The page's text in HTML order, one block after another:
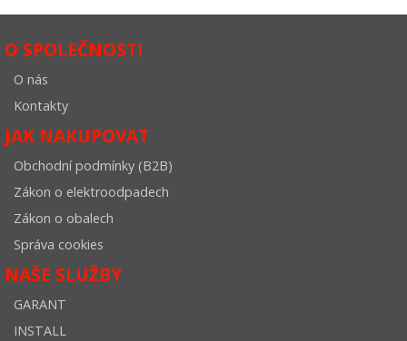
O SPOLEČNOSTI
O nás
Kontakty
JAK NAKUPOVAT
Obchodní podmínky (B2B)
Zákon o elektroodpadech
Zákon o obalech
Správa cookies
NAŠE SLUŽBY
GARANT
INSTALL